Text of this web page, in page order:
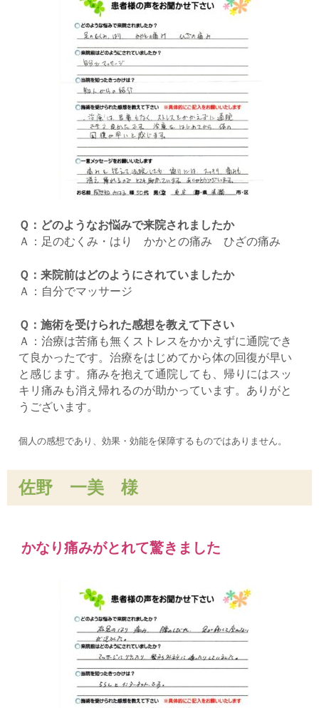
Ｑ：どのようなお悩みで来院されましたか
Ａ：足のむくみ・はり かかとの痛み ひざの痛み
Ｑ：来院前はどのようにされていましたか
Ａ：自分でマッサージ
Ｑ：施術を受けられた感想を教えて下さい
Ａ：治療は苦痛も無くストレスをかかえずに通院でき
て良かったです。治療をはじめてから体の回復が早い
と感じます。痛みを抱えて通院しても、帰りにはスッ
キリ痛みも消え帰れるのが助かっています。ありがと
うございます。
個人の感想であり、効果・効能を保障するものではありません。
佐野 一美 様
かなり痛みがとれて驚きました